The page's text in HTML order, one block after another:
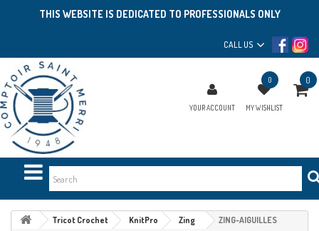
THIS WEBSITE IS DEDICATED TO PROFESSIONALS ONLY
CALL US
YOUR ACCOUNT
0
MY WISHLIST
0
Tricot Crochet KnitPro Zing
ZING-AIGUILLES